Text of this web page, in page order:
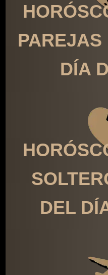
PAREJAS
DÍA
DEL